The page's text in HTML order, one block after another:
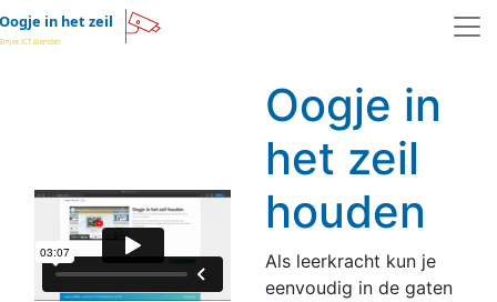
Skip to main content
Oogje in
het zeil
houden
Als leerkracht kun je
eenvoudig in de gaten